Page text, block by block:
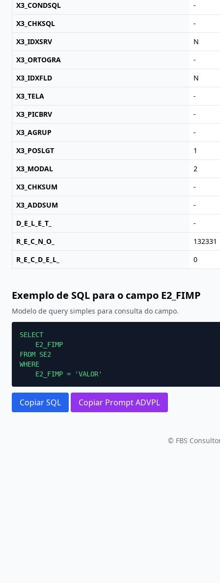
X3_CONDSQL
-
X3_CHKSQL
-
X3_IDXSRV
N
X3_ORTOGRA
-
X3_IDXFLD
N
X3_TELA
-
X3_PICBRV
-
X3_AGRUP
-
X3_POSLGT
1
X3_MODAL
2
X3_CHKSUM
-
X3_ADDSUM
-
D_E_L_E_T_
-
R_E_C_N_O_
132331
R_E_C_D_E_L_
0
Exemplo de SQL para o campo E2_FIMP
Modelo de query simples para consulta do campo.
SELECT
    E2_FIMP
FROM SE2
WHERE
    E2_FIMP = 'VALOR'
Copiar SQL Copiar Prompt ADVPL
© FBS